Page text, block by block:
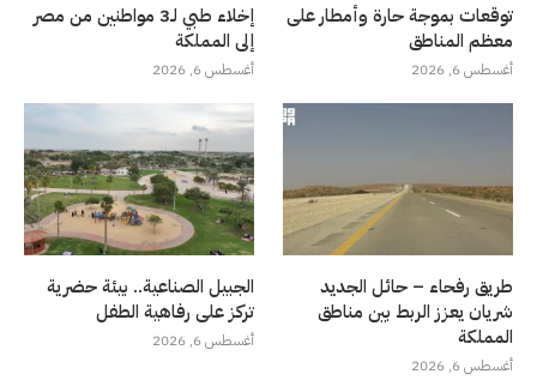
توقعات بموجة حارة وأمطار على
معظم المناطق
أغسطس 6, 2026
إخلاء طبي لـ3 مواطنين من مصر
إلى المملكة
أغسطس 6, 2026
طريق رفحاء – حائل الجديد
شريان يعزز الربط بين مناطق
المملكة
أغسطس 6, 2026
الجبيل الصناعية.. بيئة حضرية
تركز على رفاهية الطفل
أغسطس 6, 2026